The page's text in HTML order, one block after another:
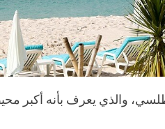
والذي يعرف بأنه أكبر